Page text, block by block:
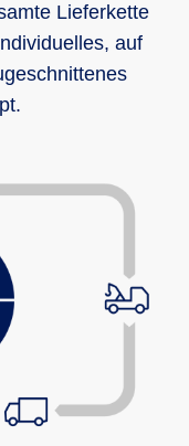
Lieferkette
auf